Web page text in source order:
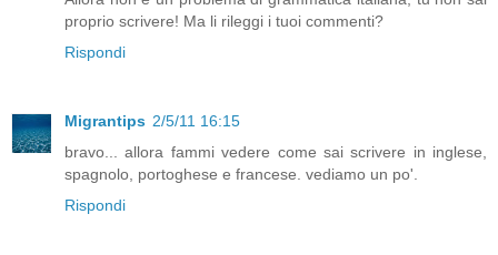
proprio scrivere! Ma li rileggi i tuoi commenti?
Rispondi
Migrantips 2/5/11 16:15
bravo... allora fammi vedere come sai scrivere in inglese,
spagnolo, portoghese e francese. vediamo un po'.
Rispondi